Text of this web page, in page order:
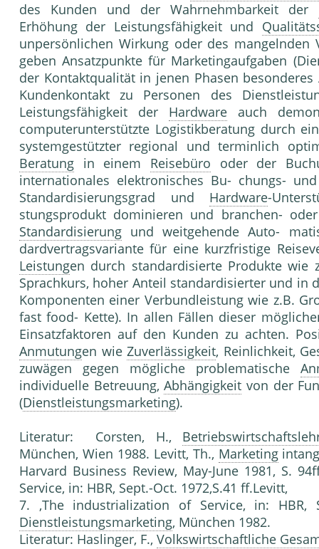
des Kunden und der Wahrnehmbarkeit der
Erhöhung der Lei­stungsfähigkeit und
unpersönlichen Wir­kung oder des mangelnden
geben Ansatzpunk­te für Marketingaufgaben
der Kon­taktqualität in jenen Phasen
Kun­denkontakt zu Personen des
Leistungsfähigkeit der Hardware auch
computerunterstützte Logistikberatung durch
systemgestützter regional und ter­minlich
Beratung in einem Reisebüro oder der
internationales elektronisches Bu- chungs-
Standardisierungsgrad und Hardware-
stungsprodukt dominieren und branchen-
Standardisierung und weitgehende Auto-
dardvertragsvariante für eine kurzfristige
Leistungen durch standardisierte Pro­dukte wie
Sprachkurs, hoher Anteil stan­dardisierter und
Komponenten einer Verbundleistung wie z.B.
fast food- Kette). In allen Fällen dieser
Einsatzfakto­ren auf den Kunden zu achten.
Anmutungen wieZuverlässigkeit, Reinlichkeit,
zuwägen gegen mögliche problematische
individuelle Betreuung,Abhängigkeit von der
(Dienstleistungsmarketing).
Literatur: Corsten, H.,
München, Wien 1988. Levitt, Th., Marketing
Harvard Busi­ness Review, May-June 1981, S.
Service, in: HBR, Sept.-Oct. 1972,S.41 ff.Levitt,
7. ,The industrialization of Service, in: HBR,
Dienstleistungsmarketing, München 1982.
Literatur: Haslinger, F., Volkswirtschaftliche